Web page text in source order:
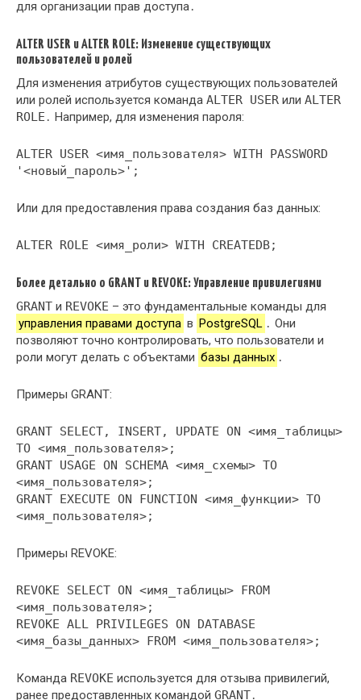
для организации прав доступа․
ALTER USER и ALTER ROLE: Изменение существующих
пользователей и ролей
Для изменения атрибутов существующих пользователей
или ролей используется команда ALTER USER или ALTER
ROLE ․ Например, для изменения пароля:
ALTER USER <имя_пользователя> WITH PASSWORD
'<новый_пароль>';
Или для предоставления права создания баз данных:
ALTER ROLE <имя_роли> WITH CREATEDB;
Более детально о GRANT и REVOKE: Управление привилегиями
GRANT и REVOKE – это фундаментальные команды для
управления правами доступа в PostgreSQL ․ Они
позволяют точно контролировать, что пользователи и
роли могут делать с объектами базы данных ․
Примеры GRANT:
GRANT SELECT, INSERT, UPDATE ON <имя_таблицы>
TO <имя_пользователя>;
GRANT USAGE ON SCHEMA <имя_схемы> TO
<имя_пользователя>;
GRANT EXECUTE ON FUNCTION <имя_функции> TO
<имя_пользователя>;
Примеры REVOKE:
REVOKE SELECT ON <имя_таблицы> FROM
<имя_пользователя>;
REVOKE ALL PRIVILEGES ON DATABASE
<имя_базы_данных> FROM <имя_пользователя>;
Команда REVOKE используется для отзыва привилегий,
ранее предоставленных командой GRANT․